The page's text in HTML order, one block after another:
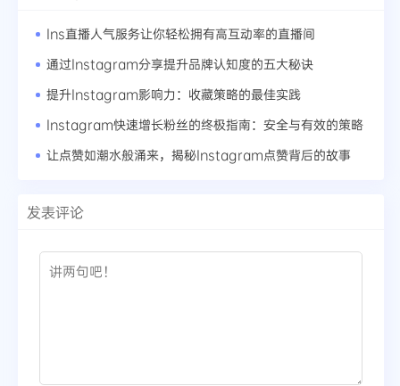
Ins直播人气服务让你轻松拥有高互动率的直播间
通过Instagram分享提升品牌认知度的五大秘诀
提升Instagram影响力：收藏策略的最佳实践
Instagram快速增长粉丝的终极指南：安全与有效的策略
让点赞如潮水般涌来，揭秘Instagram点赞背后的故事
发表评论